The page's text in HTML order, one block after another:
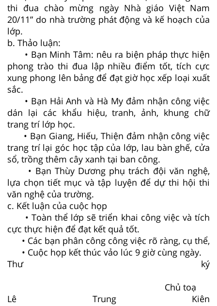
thi đua chào mừng ngày Nhà giáo Việt Nam
20/11” do nhà trường phát động và kế hoạch của
lớp.
b. Thảo luận:
• Bạn Minh Tâm: nêu ra biện pháp thực hiện
phong trào thi đua lập nhiều điểm tốt, tích cực
xung phong lên bảng để đạt giờ học xếp loại xuất
sắc.
• Bạn Hải Anh và Hà My đảm nhận công việc
dán lại các khẩu hiệu, tranh, ảnh, khung chữ
trang trí lớp học.
• Bạn Giang, Hiếu, Thiện đảm nhận công việc
trang trí lại góc học tập của lớp, lau bàn ghế, cửa
sổ, trồng thêm cây xanh tại ban công.
• Bạn Thùy Dương phụ trách đội văn nghệ,
lựa chọn tiết mục và tập luyện để dự thi hội thi
văn nghệ của trường.
c. Kết luận của cuộc họp
• Toàn thể lớp sẽ triển khai công việc và tích
cực thực hiện để đạt kết quả tốt.
• Các bạn phân công công việc rõ ràng, cụ thể,
• Cuộc họp kết thúc vảo lúc 9 giờ cùng ngày.
Thư ký
Chủ toạ
Lê Trung Kiên